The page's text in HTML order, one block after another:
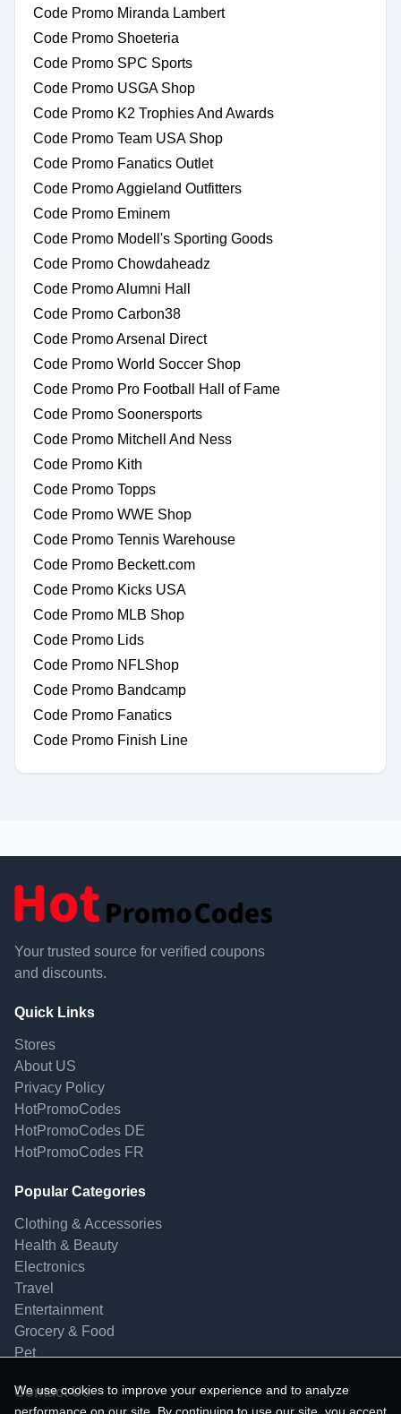
Code Promo Miranda Lambert
Code Promo Shoeteria
Code Promo SPC Sports
Code Promo USGA Shop
Code Promo K2 Trophies And Awards
Code Promo Team USA Shop
Code Promo Fanatics Outlet
Code Promo Aggieland Outfitters
Code Promo Eminem
Code Promo Modell's Sporting Goods
Code Promo Chowdaheadz
Code Promo Alumni Hall
Code Promo Carbon38
Code Promo Arsenal Direct
Code Promo World Soccer Shop
Code Promo Pro Football Hall of Fame
Code Promo Soonersports
Code Promo Mitchell And Ness
Code Promo Kith
Code Promo Topps
Code Promo WWE Shop
Code Promo Tennis Warehouse
Code Promo Beckett.com
Code Promo Kicks USA
Code Promo MLB Shop
Code Promo Lids
Code Promo NFLShop
Code Promo Bandcamp
Code Promo Fanatics
Code Promo Finish Line
Your trusted source for verified coupons
and discounts.
Quick Links
Stores
About US
Privacy Policy
HotPromoCodes
HotPromoCodes DE
HotPromoCodes FR
Popular Categories
Clothing & Accessories
Health & Beauty
Electronics
Travel
Entertainment
Grocery & Food
Pet
Contact Us
We use cookies to improve your experience and to analyze